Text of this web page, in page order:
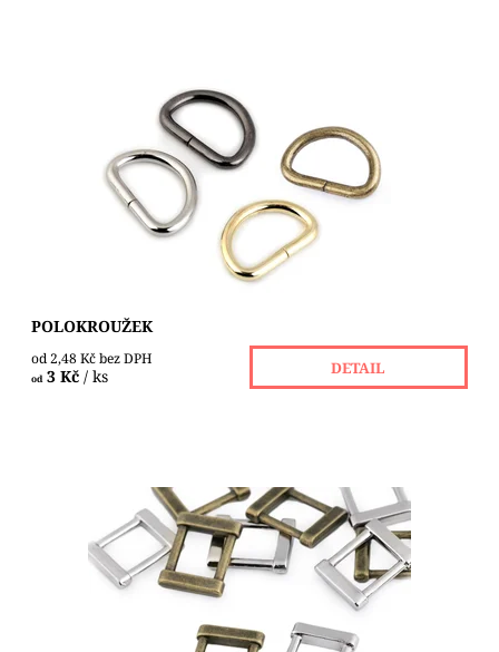
Kovový polokroužek s kulatým profilem slouží především
k přichycení ucha ke kabelce, sportovní tašce, aktovce
nebo batohu. Můžete s ním...
Dostupnost:
Skladem 91 ks
POLOKROUŽEK
od 2,48 Kč bez DPH
od 3 Kč / ks DETAIL
Kovový průvlek je vhodný na výrobu opasků nebo k
přichycení popruhu k taškám, kabelkám i k batohům.
Využijete ho také na ozdobení oděvů,...
Dostupnost:
Skladem 34 ks